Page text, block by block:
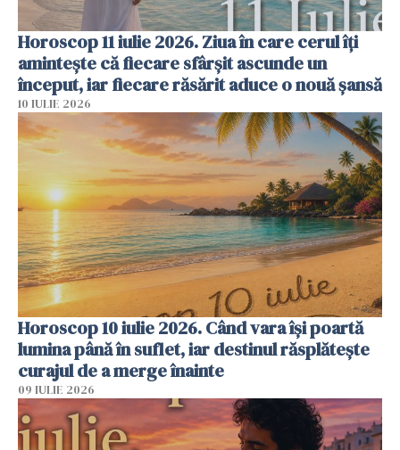
Horoscop 11 iulie 2026. Ziua în care cerul îți
amintește că fiecare sfârșit ascunde un
început, iar fiecare răsărit aduce o nouă șansă
10 IULIE 2026
Horoscop 10 iulie 2026. Când vara își poartă
lumina până în suflet, iar destinul răsplătește
curajul de a merge înainte
09 IULIE 2026